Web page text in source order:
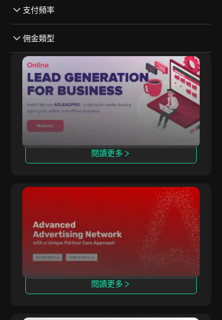
西聯匯款
投資者
內部
$0-$1000
5000以上
$2000-$3000
全部 垂直行業
博彩
遊戲
應用程式
財務
賭博
營養品
約會服務
支付頻率
全部 支付頻率
每日
每月
Net-30
每週
Net-45
佣金類型
全部 佣金類型
每次體驗費用（CPE）
每次安裝費用（CPI）
每次點擊費用（CPC）
混合型
ADLEAD.PRO
ADLEAD.PRO 將變現工具與聯盟計劃整合，提升
推廣表現。
閱讀更多
Adsterra 通過多種計費模式和高級跟蹤工具連接
廣告主與發布者。
閱讀更多